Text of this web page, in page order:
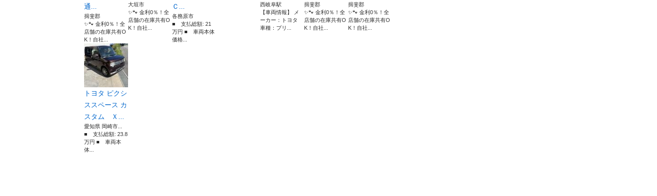
通...
揖斐郡
✨🐾 金利0％！全
店舗の在庫共有O
K！自社...
大垣市
✨🐾 金利0％！全
店舗の在庫共有O
K！自社...
Ｃ...
各務原市
■ 支払総額: 21
万円 ■ 車両本体
価格...
西岐阜駅
【車両情報】 メ
ーカー：トヨタ
車種：プリ...
揖斐郡
✨🐾 金利0％！全
店舗の在庫共有O
K！自社...
揖斐郡
✨🐾 金利0％！全
店舗の在庫共有O
K！自社...
トヨタ ピクシ
ススペース カ
スタム Ｘ...
愛知県 岡崎市...
■ 支払総額: 23.8
万円 ■ 車両本
体...